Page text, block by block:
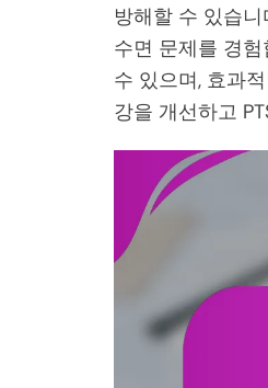
방해할 수 있습
수면 문제를 경
수 있으며, 효과
강을 개선하고